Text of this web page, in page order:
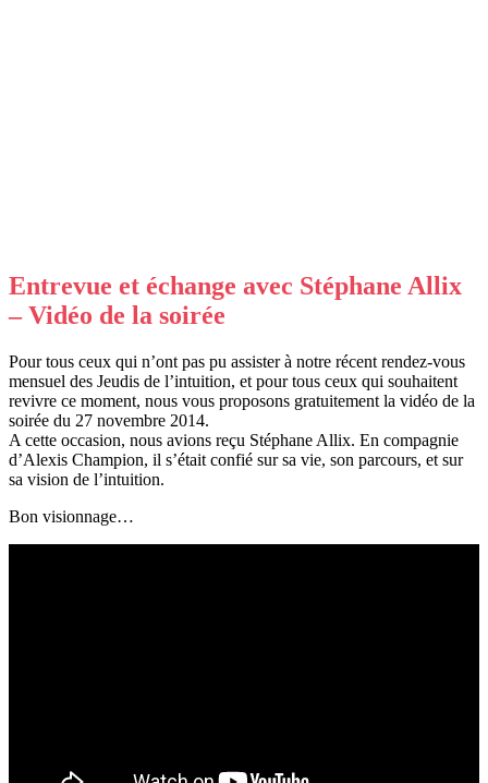
Entrevue et échange avec Stéphane Allix
– Vidéo de la soirée
Pour tous ceux qui n’ont pas pu assister à notre récent rendez-vous
mensuel des Jeudis de l’intuition, et pour tous ceux qui souhaitent
revivre ce moment, nous vous proposons gratuitement la vidéo de la
soirée du 27 novembre 2014.
A cette occasion, nous avions reçu Stéphane Allix. En compagnie
d’Alexis Champion, il s’était confié sur sa vie, son parcours, et sur
sa vision de l’intuition.
Bon visionnage…